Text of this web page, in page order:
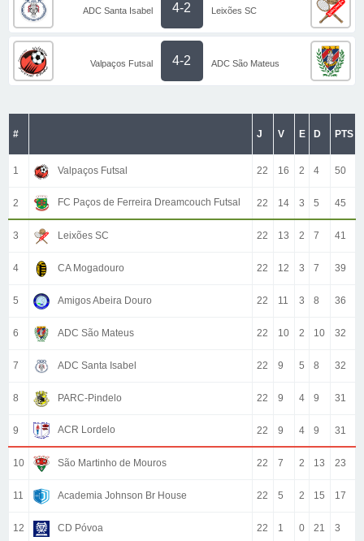
ADC Santa Isabel 4-2 Leixões SC
Valpaços Futsal 4-2 ADC São Mateus
# J V E D PTS
1 Valpaços Futsal 22 16 2 4 50
2 FC Paços de Ferreira Dreamcouch Futsal 22 14 3 5 45
3 Leixões SC 22 13 2 7 41
4 CA Mogadouro 22 12 3 7 39
5 Amigos Abeira Douro 22 11 3 8 36
6 ADC São Mateus 22 10 2 10 32
7 ADC Santa Isabel 22 9 5 8 32
8 PARC-Pindelo 22 9 4 9 31
9 ACR Lordelo 22 9 4 9 31
10 São Martinho de Mouros 22 7 2 13 23
11 Academia Johnson Br House 22 5 2 15 17
12 CD Póvoa 22 1 0 21 3